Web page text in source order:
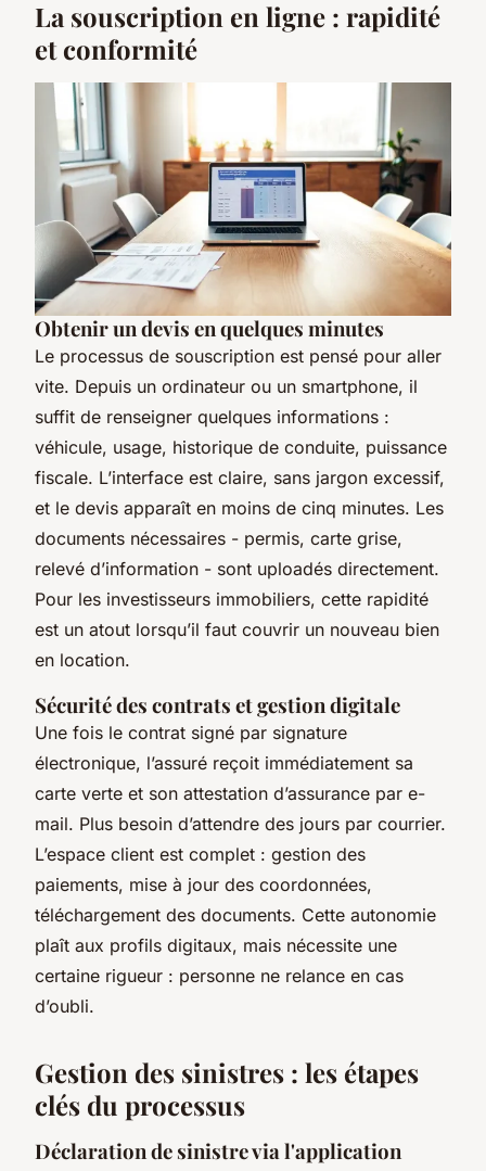
La souscription en ligne : rapidité
et conformité
Obtenir un devis en quelques minutes
Le processus de souscription est pensé pour aller
vite. Depuis un ordinateur ou un smartphone, il
suffit de renseigner quelques informations :
véhicule, usage, historique de conduite, puissance
fiscale. L’interface est claire, sans jargon excessif,
et le devis apparaît en moins de cinq minutes. Les
documents nécessaires - permis, carte grise,
relevé d’information - sont uploadés directement.
Pour les investisseurs immobiliers, cette rapidité
est un atout lorsqu’il faut couvrir un nouveau bien
en location.
Sécurité des contrats et gestion digitale
Une fois le contrat signé par signature
électronique, l’assuré reçoit immédiatement sa
carte verte et son attestation d’assurance par e-
mail. Plus besoin d’attendre des jours par courrier.
L’espace client est complet : gestion des
paiements, mise à jour des coordonnées,
téléchargement des documents. Cette autonomie
plaît aux profils digitaux, mais nécessite une
certaine rigueur : personne ne relance en cas
d’oubli.
Gestion des sinistres : les étapes
clés du processus
Déclaration de sinistre via l'application